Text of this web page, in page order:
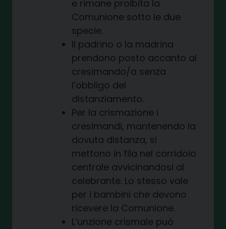
e rimane proibita la
Comunione sotto le due
specie.
Il padrino o la madrina
prendono posto accanto al
cresimando/a senza
l’obbligo del
distanziamento.
Per la crismazione i
cresimandi, mantenendo la
dovuta distanza, si
mettono in fila nel corridoio
centrale avvicinandosi al
celebrante. Lo stesso vale
per i bambini che devono
ricevere la Comunione.
L’unzione crismale può